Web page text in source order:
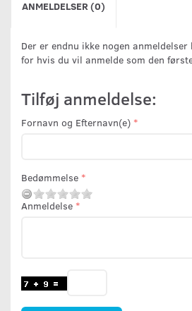
ANMELDELSER (0)
Der er endnu ikke nogen
for hvis du vil anmelde som den
Tilføj anmeldelse:
Fornavn og Efternavn(e)
Bedømmelse
Anmeldelse